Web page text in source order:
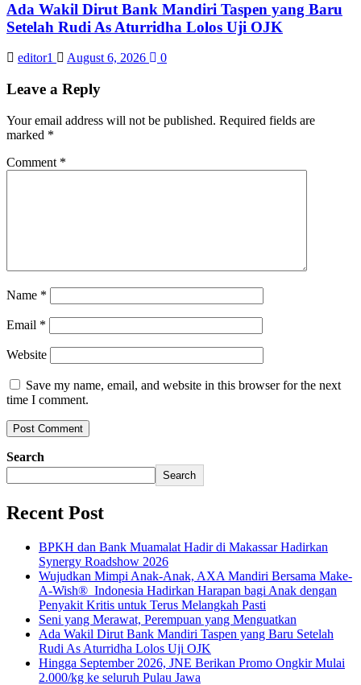
Ada Wakil Dirut Bank Mandiri Taspen yang Baru
Setelah Rudi As Aturridha Lolos Uji OJK
editor1 August 6, 2026 0
Leave a Reply
Your email address will not be published. Required fields are
marked *
Comment *
Name *
Email *
Website
Save my name, email, and website in this browser for the next
time I comment.
Search
Search
Recent Post
BPKH dan Bank Muamalat Hadir di Makassar Hadirkan
Synergy Roadshow 2026
Wujudkan Mimpi Anak-Anak, AXA Mandiri Bersama Make-
A-Wish® Indonesia Hadirkan Harapan bagi Anak dengan
Penyakit Kritis untuk Terus Melangkah Pasti
Seni yang Merawat, Perempuan yang Menguatkan
Ada Wakil Dirut Bank Mandiri Taspen yang Baru Setelah
Rudi As Aturridha Lolos Uji OJK
Hingga September 2026, JNE Berikan Promo Ongkir Mulai
2.000/kg ke seluruh Pulau Jawa